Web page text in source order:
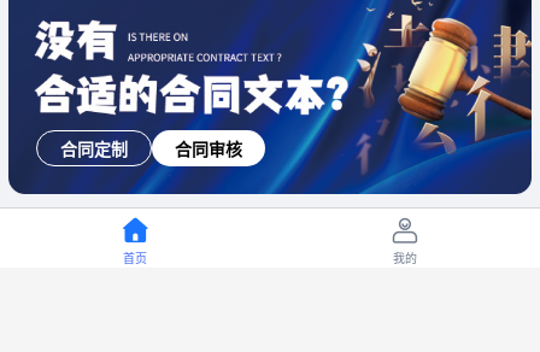
民再2
审核 在线咨询 电话咨
首页 我的